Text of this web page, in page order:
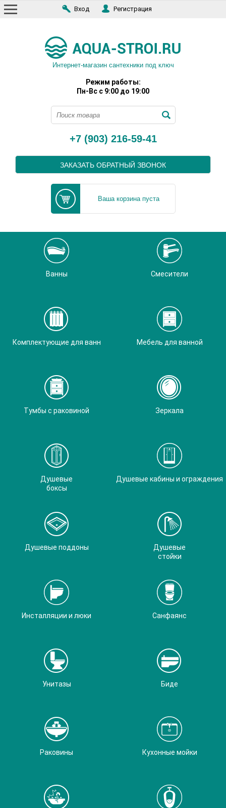
Вход Регистрация
Интернет-магазин сантехники под ключ
Режим работы:
Пн-Вс с 9:00 до 19:00
+7 (903) 216-59-41
ЗАКАЗАТЬ ОБРАТНЫЙ ЗВОНОК
Ваша корзина пуста
Ванны Смесители
Комплектующие для ванн Мебель для ванной
Тумбы с раковиной Зеркала
Душевые
боксы
Душевые кабины и ограждения
Душевые поддоны
Душевые
стойки
Инсталляции и люки Санфаянс
Унитазы Биде
Раковины Кухонные мойки